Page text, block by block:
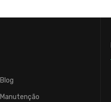
Blog
Manutenção